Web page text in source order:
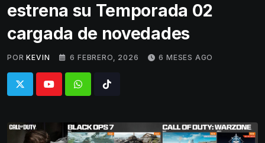
estrena su Temporada 02
cargada de novedades
POR KEVIN 6 FEBRERO, 2026 6 MESES AGO
WhatsappTiktok